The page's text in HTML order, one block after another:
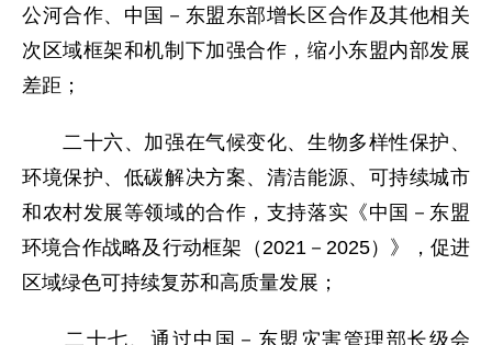
公河合作、中国－东盟东部增长区合作及其他相关
次区域框架和机制下加强合作，缩小东盟内部发展
差距；
二十六、加强在气候变化、生物多样性保护、
环境保护、低碳解决方案、清洁能源、可持续城市
和农村发展等领域的合作，支持落实《中国－东盟
环境合作战略及行动框架（2021－2025）》，促进
区域绿色可持续复苏和高质量发展；
二十七、通过中国－东盟灾害管理部长级会